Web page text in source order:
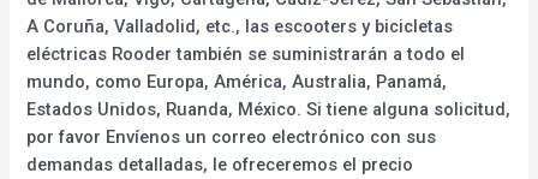
A Coruña, Valladolid, etc., las escooters y bicicletas
eléctricas Rooder también se suministrarán a todo el
mundo, como Europa, América, Australia, Panamá,
Estados Unidos, Ruanda, México. Si tiene alguna solicitud,
por favor Envíenos un correo electrónico con sus
demandas detalladas, le ofreceremos el precio